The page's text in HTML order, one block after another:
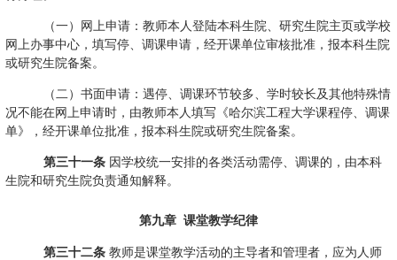
（一）网上申请：教师本人登陆本科生院、研究生院主页或学校
网上办事中心，填写停、调课申请，经开课单位审核批准，报本科生院
或研究生院备案。
（二）书面申请：遇停、调课环节较多、学时较长及其他特殊情
况不能在网上申请时，由教师本人填写《哈尔滨工程大学课程停、调课
单》，经开课单位批准，报本科生院或研究生院备案。
第三十一条 因学校统一安排的各类活动需停、调课的，由本科
生院和研究生院负责通知解释。
第九章 课堂教学纪律
第三十二条 教师是课堂教学活动的主导者和管理者，应为人师